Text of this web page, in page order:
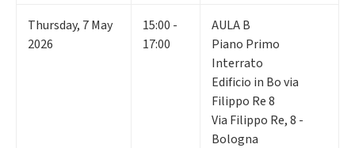
Thursday, 7May
2026
15:00 -
17:00
AULA B
Piano Primo
Interrato
Edificio in Bo via
Filippo Re 8
Via Filippo Re, 8 -
Bologna